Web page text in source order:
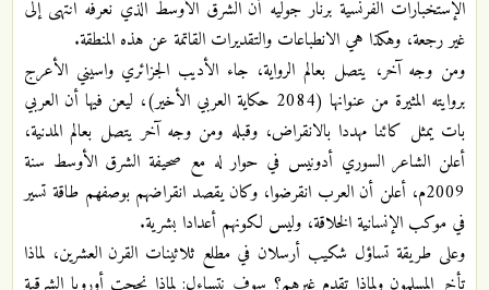
الإستخبارات الفرنسية برنار جوليه أن الشرق الأوسط الذي نعرفه انتهى إلى
غير رجعة، وهكذا هي الانطباعات والتقديرات القاتمة عن هذه المنطقة.
ومن وجه آخر، يتصل بعالم الرواية، جاء الأديب الجزائري واسيني الأعرج
بروايته المثيرة من عنوانها (2084 حكاية العربي الأخير)، ليعن فيها أن العربي
بات يمثل كائنا مهددا بالانقراض، وقبله ومن وجه آخر يتصل بعالم المدنية،
أعلن الشاعر السوري أدونيس في حوار له مع صحيفة الشرق الأوسط سنة
2009م، أعلن أن العرب انقرضوا، وكان يقصد انقراضهم بوصفهم طاقة تسير
في موكب الإنسانية الخلاقة، وليس لكونهم أعدادا بشرية.
وعلى طريقة تساؤل شكيب أرسلان في مطلع ثلاثينات القرن العشرين، لماذا